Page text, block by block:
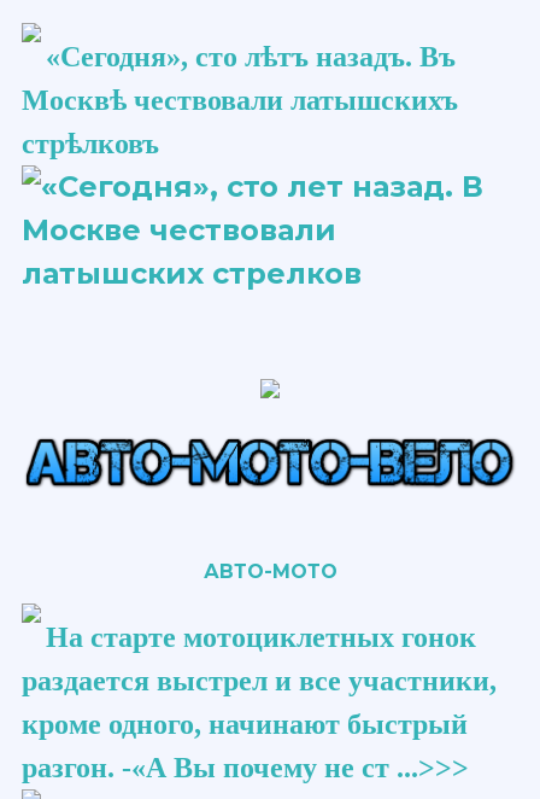
«Сегодня», сто ​лѣтъ​ назадъ. Въ
Москвѣ чествовали латышскихъ
стрѣлковъ
АВТО-МОТО
На старте мотоциклетных гонок
раздается выстрел и все участники,
кроме одного, начинают быстрый
разгон. -«А Вы почему не ст ...>>>